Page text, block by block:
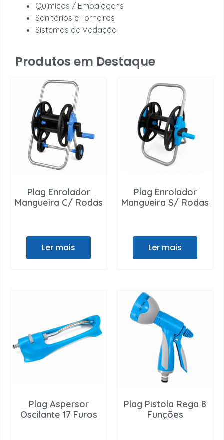
Químicos / Embalagens
Sanitários e Torneiras
Sistemas de Vedação
Produtos em Destaque
Plag Enrolador
Mangueira C/ Rodas
Ler mais
Plag Enrolador
Mangueira S/ Rodas
Ler mais
Plag Aspersor
Oscilante 17 Furos
Plag Pistola Rega 8
Funções